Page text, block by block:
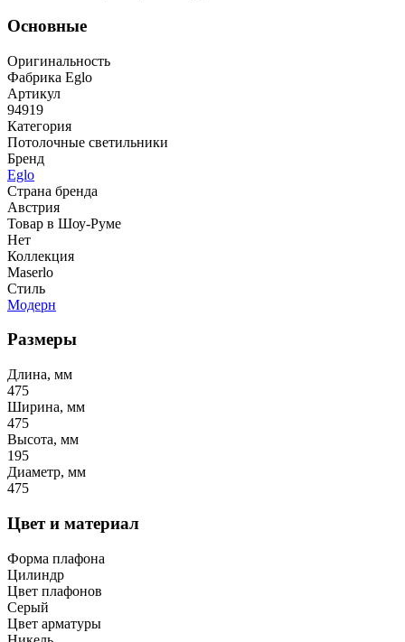
Основные
Оригинальность
Фабрика Eglo
Артикул
94919
Категория
Потолочные светильники
Бренд
Eglo
Страна бренда
Австрия
Товар в Шоу-Руме
Нет
Коллекция
Maserlo
Стиль
Модерн
Размеры
Длина, мм
475
Ширина, мм
475
Высота, мм
195
Диаметр, мм
475
Цвет и материал
Форма плафона
Цилиндр
Цвет плафонов
Серый
Цвет арматуры